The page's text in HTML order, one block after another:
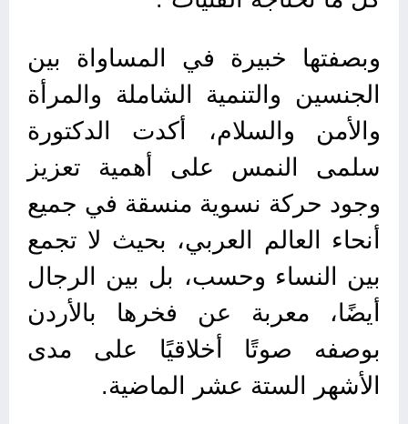
وبصفتها خبيرة في المساواة بين
الجنسين والتنمية الشاملة والمرأة
والأمن والسلام، أكدت الدكتورة
سلمى النمس على أهمية تعزيز
وجود حركة نسوية منسقة في جميع
أنحاء العالم العربي، بحيث لا تجمع
بين النساء وحسب، بل بين الرجال
أيضًا، معربة عن فخرها بالأردن
بوصفه صوتًا أخلاقيًا على مدى
الأشهر الستة عشر الماضية.